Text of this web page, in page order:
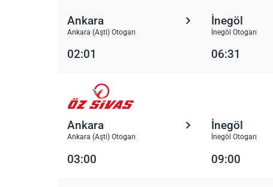
Ankara
Ankara (Aşti) Otogarı
İnegöl
İnegöl Otogarı
02:01 06:31
Ankara
Ankara (Aşti) Otogarı
İnegöl
İnegöl Otogarı
03:00 09:00